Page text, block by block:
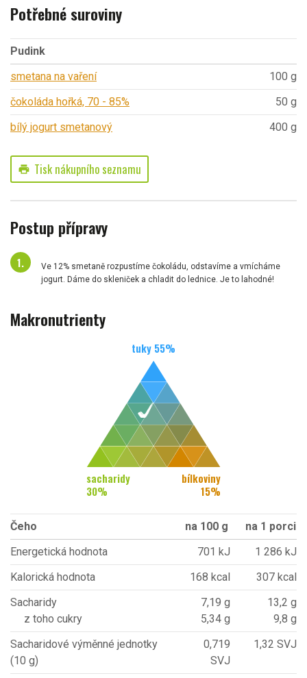
Potřebné suroviny
Pudink
smetana na vaření
100 g
čokoláda hořká, 70 - 85%
50 g
bílý jogurt smetanový
400 g
print Tisk nákupního seznamu
Postup přípravy
Ve 12% smetaně rozpustíme čokoládu, odstavíme a vmícháme
jogurt. Dáme do skleniček a chladit do lednice. Je to lahodné!
Makronutrienty
tuky 55%
sacharidy
30%
bílkoviny
15%
Čeho na 100 g
na 1 porci
Energetická hodnota
701 kJ
1 286 kJ
Kalorická hodnota
168 kcal
307 kcal
Sacharidy
z toho cukry
7,19 g
5,34 g
13,2 g
9,8 g
Sacharidové výměnné jednotky
(10 g)
0,719
SVJ
1,32 SVJ